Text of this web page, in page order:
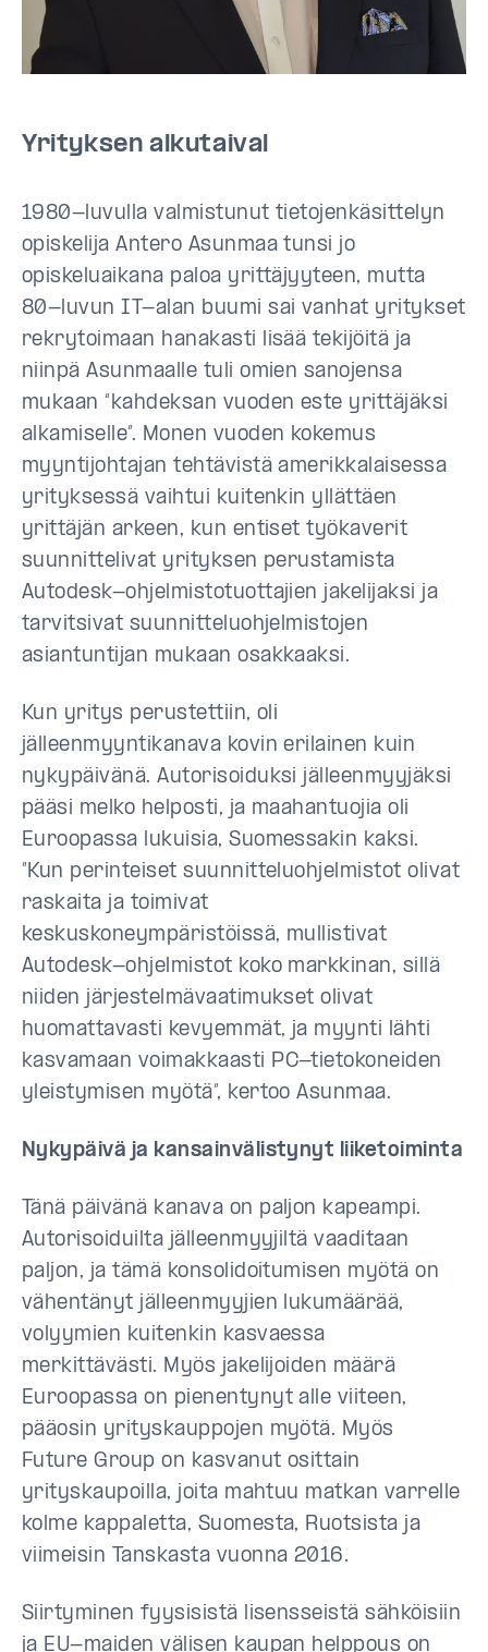
Yrityksen alkutaival
1980-luvulla valmistunut tietojenkäsittelyn
opiskelija Antero Asunmaa tunsi jo
opiskeluaikana paloa yrittäjyyteen, mutta
80-luvun IT-alan buumi sai vanhat yritykset
rekrytoimaan hanakasti lisää tekijöitä ja
niinpä Asunmaalle tuli omien sanojensa
mukaan “kahdeksan vuoden este yrittäjäksi
alkamiselle”. Monen vuoden kokemus
myyntijohtajan tehtävistä amerikkalaisessa
yrityksessä vaihtui kuitenkin yllättäen
yrittäjän arkeen, kun entiset työkaverit
suunnittelivat yrityksen perustamista
Autodesk-ohjelmistotuottajien jakelijaksi ja
tarvitsivat suunnitteluohjelmistojen
asiantuntijan mukaan osakkaaksi.
Kun yritys perustettiin, oli
jälleenmyyntikanava kovin erilainen kuin
nykypäivänä. Autorisoiduksi jälleenmyyjäksi
pääsi melko helposti, ja maahantuojia oli
Euroopassa lukuisia, Suomessakin kaksi.
”Kun perinteiset suunnitteluohjelmistot olivat
raskaita ja toimivat
keskuskoneympäristöissä, mullistivat
Autodesk-ohjelmistot koko markkinan, sillä
niiden järjestelmävaatimukset olivat
huomattavasti kevyemmät, ja myynti lähti
kasvamaan voimakkaasti PC-tietokoneiden
yleistymisen myötä”, kertoo Asunmaa.
Nykypäivä ja kansainvälistynyt liiketoiminta
Tänä päivänä kanava on paljon kapeampi.
Autorisoiduilta jälleenmyyjiltä vaaditaan
paljon, ja tämä konsolidoitumisen myötä on
vähentänyt jälleenmyyjien lukumäärää,
volyymien kuitenkin kasvaessa
merkittävästi. Myös jakelijoiden määrä
Euroopassa on pienentynyt alle viiteen,
pääosin yrityskauppojen myötä. Myös
Future Group on kasvanut osittain
yrityskaupoilla, joita mahtuu matkan varrelle
kolme kappaletta, Suomesta, Ruotsista ja
viimeisin Tanskasta vuonna 2016.
Siirtyminen fyysisistä lisensseistä sähköisiin
ja EU-maiden välisen kaupan helppous on